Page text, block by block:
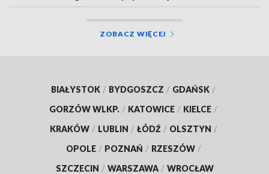
ZOBACZ WIĘCEJ
BIAŁYSTOK / BYDGOSZCZ / GDAŃSK /
GORZÓW WLKP. / KATOWICE / KIELCE /
KRAKÓW / LUBLIN / ŁÓDŹ / OLSZTYN /
OPOLE / POZNAŃ / RZESZÓW /
SZCZECIN / WARSZAWA / WROCŁAW